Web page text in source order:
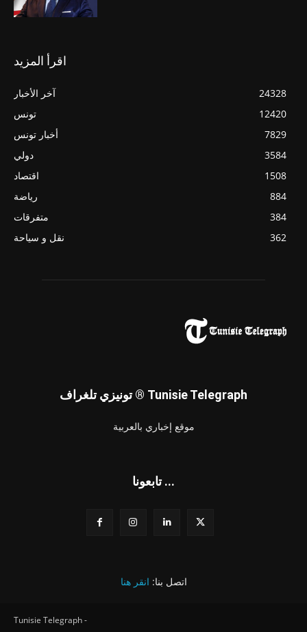
اقرأ المزيد
آخر الأخبار
24328
تونس
12420
أخبار تونس
7829
دولي
3584
اقتصاد
1508
رياضة
884
متفرقات
384
نقل و سياحة
362
تونيزي تلغراف ® Tunisie Telegraph
موقع إخباري بالعربية
تابعونا ...
اتصل بنا: انقر هنا
Tunisie Telegraph -